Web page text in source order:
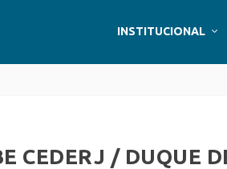
INSTITUCIONAL
CEDERJ / DUQUE